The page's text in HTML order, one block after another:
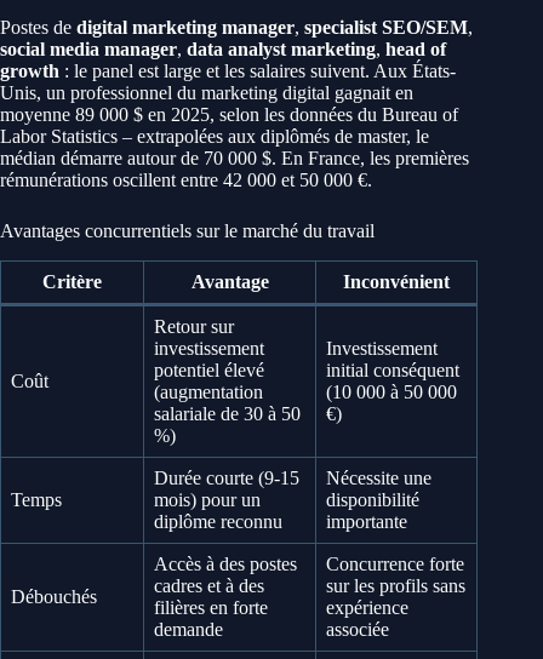
Postes de digital marketing manager, specialist SEO/SEM,
social media manager, data analyst marketing, head of
growth : le panel est large et les salaires suivent. Aux États-
Unis, un professionnel du marketing digital gagnait en
moyenne 89 000 $ en 2025, selon les données du Bureau of
Labor Statistics – extrapolées aux diplômés de master, le
médian démarre autour de 70 000 $. En France, les premières
rémunérations oscillent entre 42 000 et 50 000 €.
Avantages concurrentiels sur le marché du travail
Critère Avantage Inconvénient
Coût
Retour sur
investissement
potentiel élevé
(augmentation
salariale de 30 à 50
%)
Investissement
initial conséquent
(10 000 à 50 000
€)
Temps
Durée courte (9-15
mois) pour un
diplôme reconnu
Nécessite une
disponibilité
importante
Débouchés
Accès à des postes
cadres et à des
filières en forte
demande
Concurrence forte
sur les profils sans
expérience
associée